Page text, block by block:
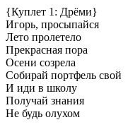
{Куплет 1: Дрёми}
Игорь, просыпайся
Лето пролетело
Прекрасная пора
Осени созрела
Собирай портфель свой
И иди в школу
Получай знания
Не будь олухом